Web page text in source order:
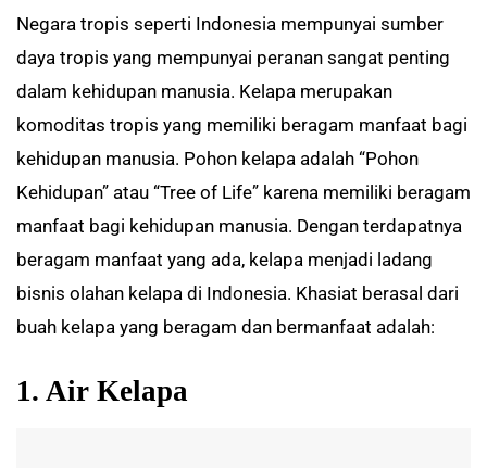
Negara tropis seperti Indonesia mempunyai sumber
daya tropis yang mempunyai peranan sangat penting
dalam kehidupan manusia. Kelapa merupakan
komoditas tropis yang memiliki beragam manfaat bagi
kehidupan manusia. Pohon kelapa adalah “Pohon
Kehidupan” atau “Tree of Life” karena memiliki beragam
manfaat bagi kehidupan manusia. Dengan terdapatnya
beragam manfaat yang ada, kelapa menjadi ladang
bisnis olahan kelapa di Indonesia. Khasiat berasal dari
buah kelapa yang beragam dan bermanfaat adalah:
1. Air Kelapa